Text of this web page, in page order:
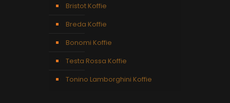
Bristot Koffie
Breda Koffie
Bonomi Koffie
Testa Rossa Koffie
Tonino Lamborghini Koffie